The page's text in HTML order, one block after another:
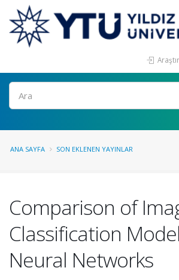
Ara
ANA SAYFA SON EKLENEN YAYINLAR
Comparison of
Classification
Neural Networks